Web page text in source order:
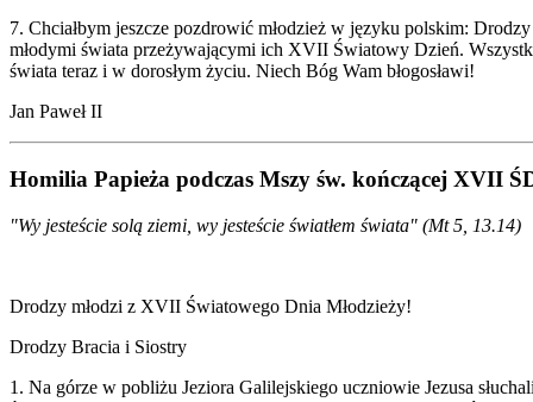
7. Chciałbym jeszcze pozdrowić młodzież w języku polskim:
młodymi świata przeżywającymi ich XVII Światowy Dzień.
świata teraz i w dorosłym życiu. Niech Bóg Wam błogosławi!
Jan Paweł II
Homilia Papieża podczas Mszy św. kończącej XVII
"Wy jesteście solą ziemi, wy jesteście światłem świata" (Mt 5, 13.14)
Drodzy młodzi z XVII Światowego Dnia Młodzieży!
Drodzy Bracia i Siostry
1. Na górze w pobliżu Jeziora Galilejskiego uczniowie Jezusa